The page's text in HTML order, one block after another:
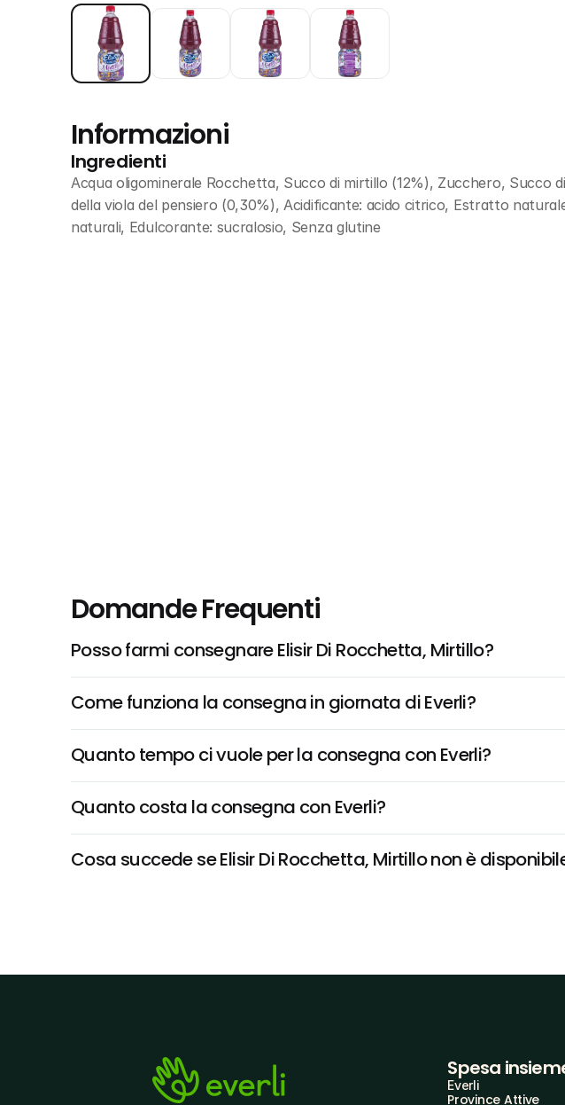
Informazioni
Ingredienti
Acqua oligominerale Rocchetta, Succo di mirtillo (12%), Zucchero, Succo
della viola del pensiero (0,30%), Acidificante: acido citrico, Estratto
naturali, Edulcorante: sucralosio, Senza glutine
Domande Frequenti
Posso farmi consegnare Elisir Di Rocchetta, Mirtillo?
Come funziona la consegna in giornata di Everli?
Quanto tempo ci vuole per la consegna con Everli?
Quanto costa la consegna con Everli?
Cosa succede se Elisir Di Rocchetta, Mirtillo non è
Spesa
Everli
Province Attive